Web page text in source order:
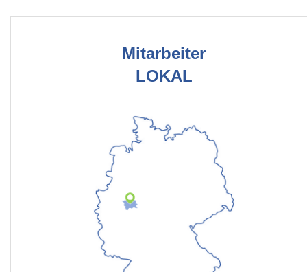
Mitarbeiter
LOKAL